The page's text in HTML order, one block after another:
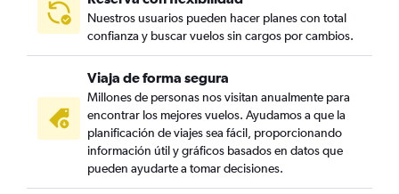
Nuestros usuarios pueden hacer planes con total
confianza y buscar vuelos sin cargos por cambios.
Viaja de forma segura
Millones de personas nos visitan anualmente para
encontrar los mejores vuelos. Ayudamos a que la
planificación de viajes sea fácil, proporcionando
información útil y gráficos basados en datos que
pueden ayudarte a tomar decisiones.